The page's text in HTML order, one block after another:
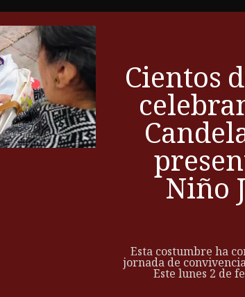
Cientos
Niño
Esta costumbre ha
jornada de
Este lunes 2 de